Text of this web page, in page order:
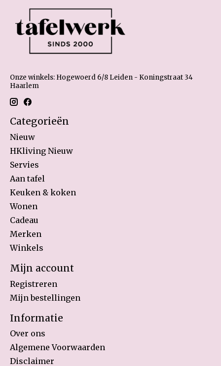
Onze winkels: Hogewoerd 6/8 Leiden - Koningstraat 34
Haarlem
Categorieën
Nieuw
HKliving Nieuw
Servies
Aan tafel
Keuken & koken
Wonen
Cadeau
Merken
Winkels
Mijn account
Registreren
Mijn bestellingen
Informatie
Over ons
Algemene Voorwaarden
Disclaimer